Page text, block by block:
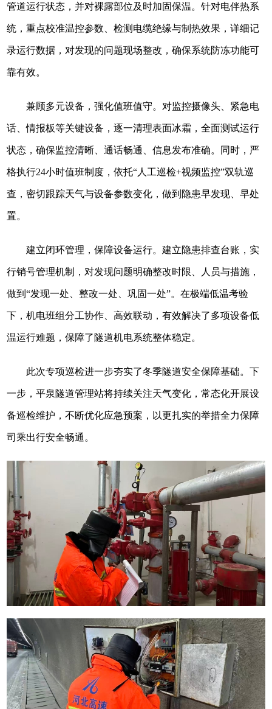
管道运行状态，并对裸露部位及时加固保温。针对电伴热系
统，重点校准温控参数、检测电缆绝缘与制热效果，详细记
录运行数据，对发现的问题现场整改，确保系统防冻功能可
靠有效。
兼顾多元设备，强化值班值守。对监控摄像头、紧急电
话、情报板等关键设备，逐一清理表面冰霜，全面测试运行
状态，确保监控清晰、通话畅通、信息发布准确。同时，严
格执行24小时值班制度，依托“人工巡检+视频监控”双轨巡
查，密切跟踪天气与设备参数变化，做到隐患早发现、早处
置。
建立闭环管理，保障设备运行。建立隐患排查台账，实
行销号管理机制，对发现问题明确整改时限、人员与措施，
做到“发现一处、整改一处、巩固一处”。在极端低温考验
下，机电班组分工协作、高效联动，有效解决了多项设备低
温运行难题，保障了隧道机电系统整体稳定。
此次专项巡检进一步夯实了冬季隧道安全保障基础。下
一步，平泉隧道管理站将持续关注天气变化，常态化开展设
备巡检维护，不断优化应急预案，以更扎实的举措全力保障
司乘出行安全畅通。